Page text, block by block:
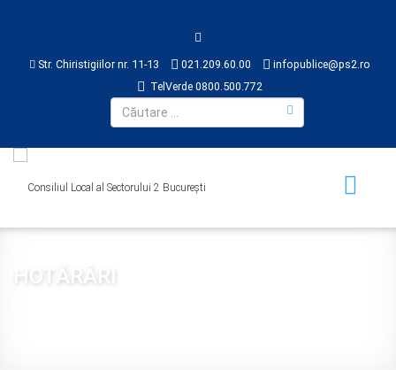
Str. Chiristigiilor nr. 11-13 021.209.60.00
infopublice@ps2.ro
TelVerde 0800.500.772
HOTĂRÂRI